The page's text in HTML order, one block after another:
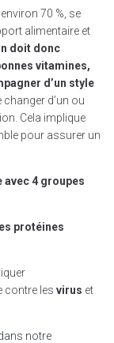
70 %, se
alimentaire et
doit donc
vitamines,
d’un style
changer d’un ou
Cela implique
pour assurer un
4 groupes
protéines
contre les virus et
notre